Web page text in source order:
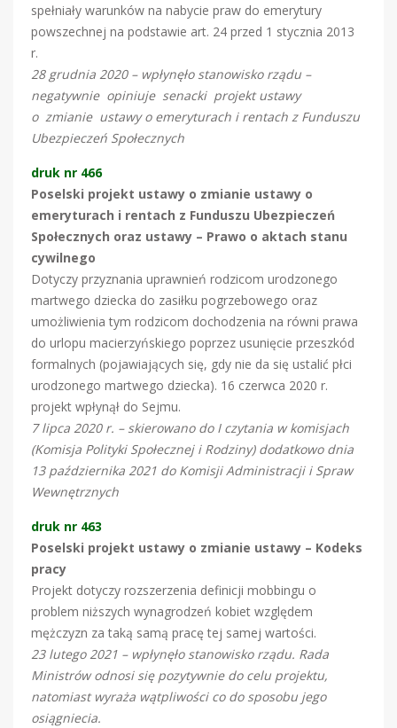
spełniały warunków na nabycie praw do emerytury
powszechnej na podstawie art. 24 przed 1 stycznia 2013
r.
28 grudnia 2020 – wpłynęło stanowisko rządu –
negatywnie opiniuje senacki projekt ustawy
o zmianie ustawy o emeryturach i rentach z Funduszu
Ubezpieczeń Społecznych
druk nr 466
Poselski projekt ustawy o zmianie ustawy o
emeryturach i rentach z Funduszu Ubezpieczeń
Społecznych oraz ustawy – Prawo o aktach stanu
cywilnego
Dotyczy przyznania uprawnień rodzicom urodzonego
martwego dziecka do zasiłku pogrzebowego oraz
umożliwienia tym rodzicom dochodzenia na równi prawa
do urlopu macierzyńskiego poprzez usunięcie przeszkód
formalnych (pojawiających się, gdy nie da się ustalić płci
urodzonego martwego dziecka). 16 czerwca 2020 r.
projekt wpłynął do Sejmu.
7 lipca 2020 r. – skierowano do I czytania w komisjach
(Komisja Polityki Społecznej i Rodziny) dodatkowo dnia
13 października 2021 do Komisji Administracji i Spraw
Wewnętrznych
druk nr 463
Poselski projekt ustawy o zmianie ustawy – Kodeks
pracy
Projekt dotyczy rozszerzenia definicji mobbingu o
problem niższych wynagrodzeń kobiet względem
mężczyzn za taką samą pracę tej samej wartości.
23 lutego 2021 – wpłynęło stanowisko rządu. Rada
Ministrów odnosi się pozytywnie do celu projektu,
natomiast wyraża wątpliwości co do sposobu jego
osiągniecia.